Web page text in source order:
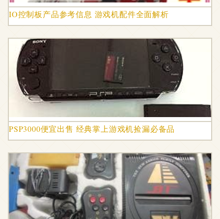
IO控制板产品参考信息 游戏机配件全面解析
PSP3000便宜出售 经典掌上游戏机捡漏必备品